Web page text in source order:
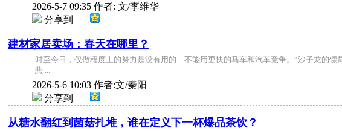
2026-5-7 09:35 作者: 文/李维华
分享到
建材家居卖场：春天在哪里？
时至今日，仅做程度上的努力是没有用的—不能用更快的马车和汽车竞争。“沙子龙的
悲 ...
2026-5-6 10:03 作者:文/秦阳
分享到
从糖水翻红到菌菇扎堆，谁在定义下一杯爆品茶饮？